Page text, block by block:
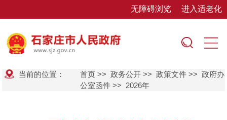
无障碍浏览 进入适老化
当前的位置： 首页 >>政务公开 >>政策文件 >>政府办
公室函件 >> 2026年